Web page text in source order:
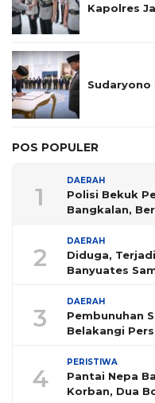
Kapolres
Sudaryono
POS POPULER
1
DAERAH
Polisi Bekuk
Bangkalan,
2
DAERAH
Diduga,
Banyuates
3
DAERAH
Pembunuhan
Belakangi
4
PERISTIWA
Pantai Nepa
Korban, Dua